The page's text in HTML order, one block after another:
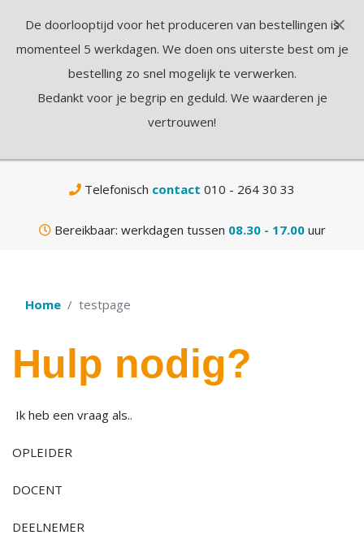
Telefonisch contact 010 - 264 30 33
Bereikbaar: werkdagen tussen 08.30 - 17.00uur
Home testpage
Hulp nodig?
Ik heb een vraag als..
OPLEIDER
DOCENT
DEELNEMER
×
De doorlooptijd voor het produceren van bestellingen is
momenteel 5 werkdagen. We doen ons uiterste best om je
bestelling zo snel mogelijk te verwerken.
Bedankt voor je begrip en geduld. We waarderen je
vertrouwen!